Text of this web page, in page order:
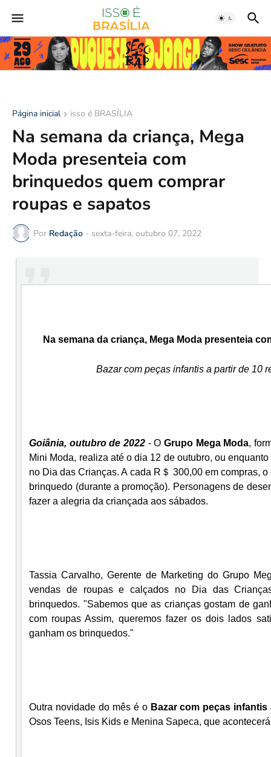
Página inicial isso é BRASÍLIA
Na semana da criança, Mega
Moda presenteia com
brinquedos quem comprar
roupas e sapatos
Por Redação - sexta-feira, outubro 07, 2022
Na semana da criança, Mega Moda presenteia
Bazar com peças infantis a partir de 10
Goiânia, outubro de 2022 - O Grupo Mega Moda,
Mini Moda, realiza até o dia 12 de outubro, ou
no Dia das Crianças. A cada R＄ 300,00 em compras,
brinquedo (durante a promoção). Personagens de
fazer a alegria da criançada aos sábados.
Tassia Carvalho, Gerente de Marketing do Grupo
vendas de roupas e calçados no Dia das
brinquedos. "Sabemos que as crianças gostam de
com roupas Assim, queremos fazer os dois lados
ganham os brinquedos."
Outra novidade do mês é o Bazar com peças
Osos Teens, Isis Kids e Menina Sapeca, que